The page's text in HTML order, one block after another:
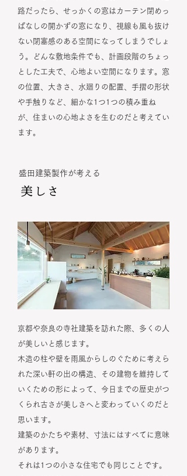
路だったら、せっかくの窓はカーテン閉めっ
ぱなしの開かずの窓になり、視線も風も抜け
ない閉塞感のある空間になってしまうでしょ
う。どんな敷地条件でも、計画段階のちょっ
とした工夫で、心地よい空間になります。窓
の位置、大きさ、水廻りの配置、手摺の形状
や手触りなど、細かな1つ1つの積み重ね
が、住まいの心地よさを生むのだと考えてい
ます。
盛田建築製作が考える
京都や奈良の寺社建築を訪れた際、多くの人
が美しいと感じます。
木造の柱や壁を雨風からしのぐために考えら
れた深い軒の出の構造、その建物を維持して
いくための形によって、今日までの歴史がつ
くられ古さが美しさへと変わっていくのだと
思います。
建築のかたちや素材、寸法にはすべてに意味
があります。
それは1つの小さな住宅でも同じことです。